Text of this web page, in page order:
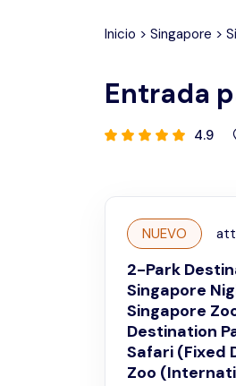
Inicio > Singapore >
Entrada
4.9
NUEVO
2-Park
Singapore
Singapore
Destination
Safari (Fixed
Zoo